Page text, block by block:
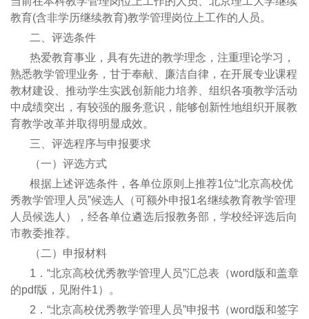
教育(含非学历继续教育)教学管理岗位上工作的人员。
二、评选条件
热爱教育事业，具有先进的教学理念，注重理论学习，
熟悉教学管理业务，甘于奉献、廉洁自律，在开展专业课程
教材建设、推动学生实践创新能力培养、组织各项教学活动
中成绩突出，有较强的服务意识，能够创新性地组织开展教
育教学改革并取得明显成效。
三、评选程序与申报要求
（一）评选方式
根据上述评选条件，各单位原则上推荐1位“北京高校优
秀教学管理人员”候选人（可额外申报1名继续教育教学管理
人员候选人），经各单位遴选后报教务部，学校经评选后向
市教委推荐。
（二）申报材料
1．“北京高校优秀教学管理人员”汇总表（word版和盖章
的pdf版，见附件1）。
2．“北京高校优秀教学管理人员”申报书（word版和签字